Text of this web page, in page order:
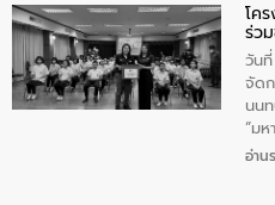
วัด
สุข
บริห
ปร
ส่วน
จัด
จังห
โค
ร่ว
แก้
วัน
จัดก
นน
“ม
จัดโ
อ่าน